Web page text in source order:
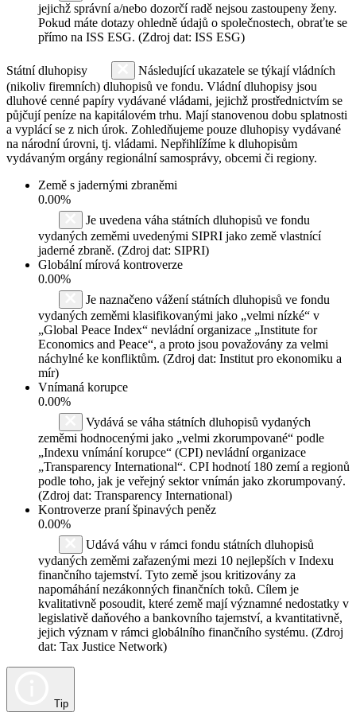
jejichž správní a/nebo dozorčí radě nejsou zastoupeny ženy.
Pokud máte dotazy ohledně údajů o společnostech, obraťte se
přímo na ISS ESG. (Zdroj dat: ISS ESG)
Státní dluhopisy
Následující ukazatele se týkají vládních
(nikoliv firemních) dluhopisů ve fondu. Vládní dluhopisy jsou
dluhové cenné papíry vydávané vládami, jejichž prostřednictvím se
půjčují peníze na kapitálovém trhu. Mají stanovenou dobu splatnosti
a vyplácí se z nich úrok. Zohledňujeme pouze dluhopisy vydávané
na národní úrovni, tj. vládami. Nepřihlížíme k dluhopisům
vydávaným orgány regionální samosprávy, obcemi či regiony.
Země s jadernými zbraněmi
0.00%
Je uvedena váha státních dluhopisů ve fondu
vydaných zeměmi uvedenými SIPRI jako země vlastnící
jaderné zbraně. (Zdroj dat: SIPRI)
Globální mírová kontroverze
0.00%
Je naznačeno vážení státních dluhopisů ve fondu
vydaných zeměmi klasifikovanými jako „velmi nízké“ v
„Global Peace Index“ nevládní organizace „Institute for
Economics and Peace“, a proto jsou považovány za velmi
náchylné ke konfliktům. (Zdroj dat: Institut pro ekonomiku a
mír)
Vnímaná korupce
0.00%
Vydává se váha státních dluhopisů vydaných
zeměmi hodnocenými jako „velmi zkorumpované“ podle
„Indexu vnímání korupce“ (CPI) nevládní organizace
„Transparency International“. CPI hodnotí 180 zemí a regionů
podle toho, jak je veřejný sektor vnímán jako zkorumpovaný.
(Zdroj dat: Transparency International)
Kontroverze praní špinavých peněz
0.00%
Udává váhu v rámci fondu státních dluhopisů
vydaných zeměmi zařazenými mezi 10 nejlepších v Indexu
finančního tajemství. Tyto země jsou kritizovány za
napomáhání nezákonných finančních toků. Cílem je
kvalitativně posoudit, které země mají významné nedostatky v
legislativě daňového a bankovního tajemství, a kvantitativně,
jejich význam v rámci globálního finančního systému. (Zdroj
dat: Tax Justice Network)
Tip